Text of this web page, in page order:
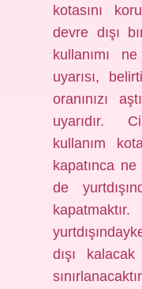
kotasını
devre dışı
kullanımı
uyarısı,
oranınızı
uyarıdır.
kullanım
kapatınca
de
dışı